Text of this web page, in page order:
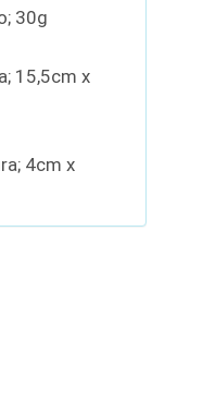
30g
15,5cm x
4cm x